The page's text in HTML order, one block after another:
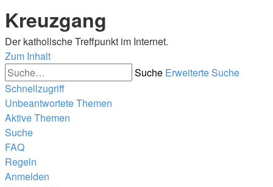
Kreuzgang
Der katholische Treffpunkt im Internet.
Zum Inhalt
Suche Erweiterte Suche
Schnellzugriff
Unbeantwortete Themen
Aktive Themen
Suche
FAQ
Regeln
Anmelden